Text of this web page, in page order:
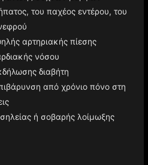
του παχέος εντέρου, του
αρτηριακής πίεσης
νόσου
διαβήτη
από χρόνιο πόνο στη
ή σοβαρής λοίμωξης